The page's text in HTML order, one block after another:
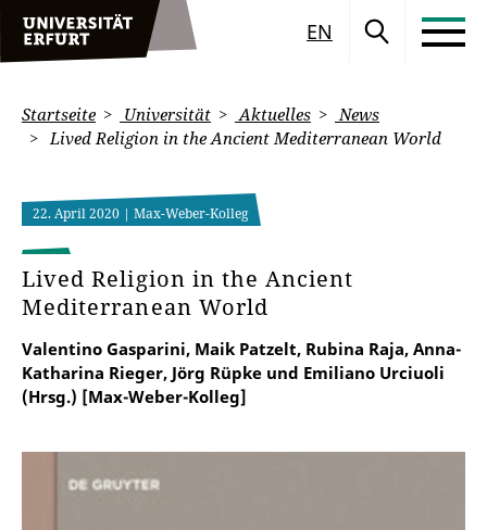
EN
Startseite Universität Aktuelles
News
Lived Religion in the Ancient Mediterranean World
22. April 2020 | Max-Weber-Kolleg
Lived Religion in the Ancient
Mediterranean World
Valentino Gasparini, Maik Patzelt, Rubina Raja, Anna-
Katharina Rieger, Jörg Rüpke und Emiliano Urciuoli
(Hrsg.) [Max-Weber-Kolleg]